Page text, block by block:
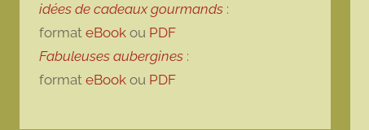
idées de cadeaux gourmands :
format eBook ou PDF
Fabuleuses aubergines :
format eBook ou PDF